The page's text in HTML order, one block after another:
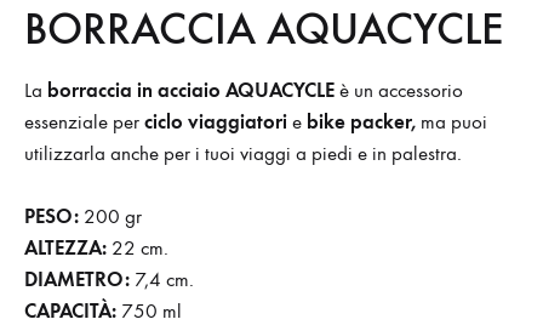
BORRACCIA AQUACYCLE
La borraccia in acciaio AQUACYCLE è un accessorio
essenziale per ciclo viaggiatori e bike packer, ma puoi
utilizzarla anche per i tuoi viaggi a piedi e in palestra.
PESO: 200 gr
ALTEZZA: 22 cm.
DIAMETRO: 7,4 cm.
CAPACITÀ: 750 ml